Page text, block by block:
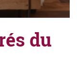
du